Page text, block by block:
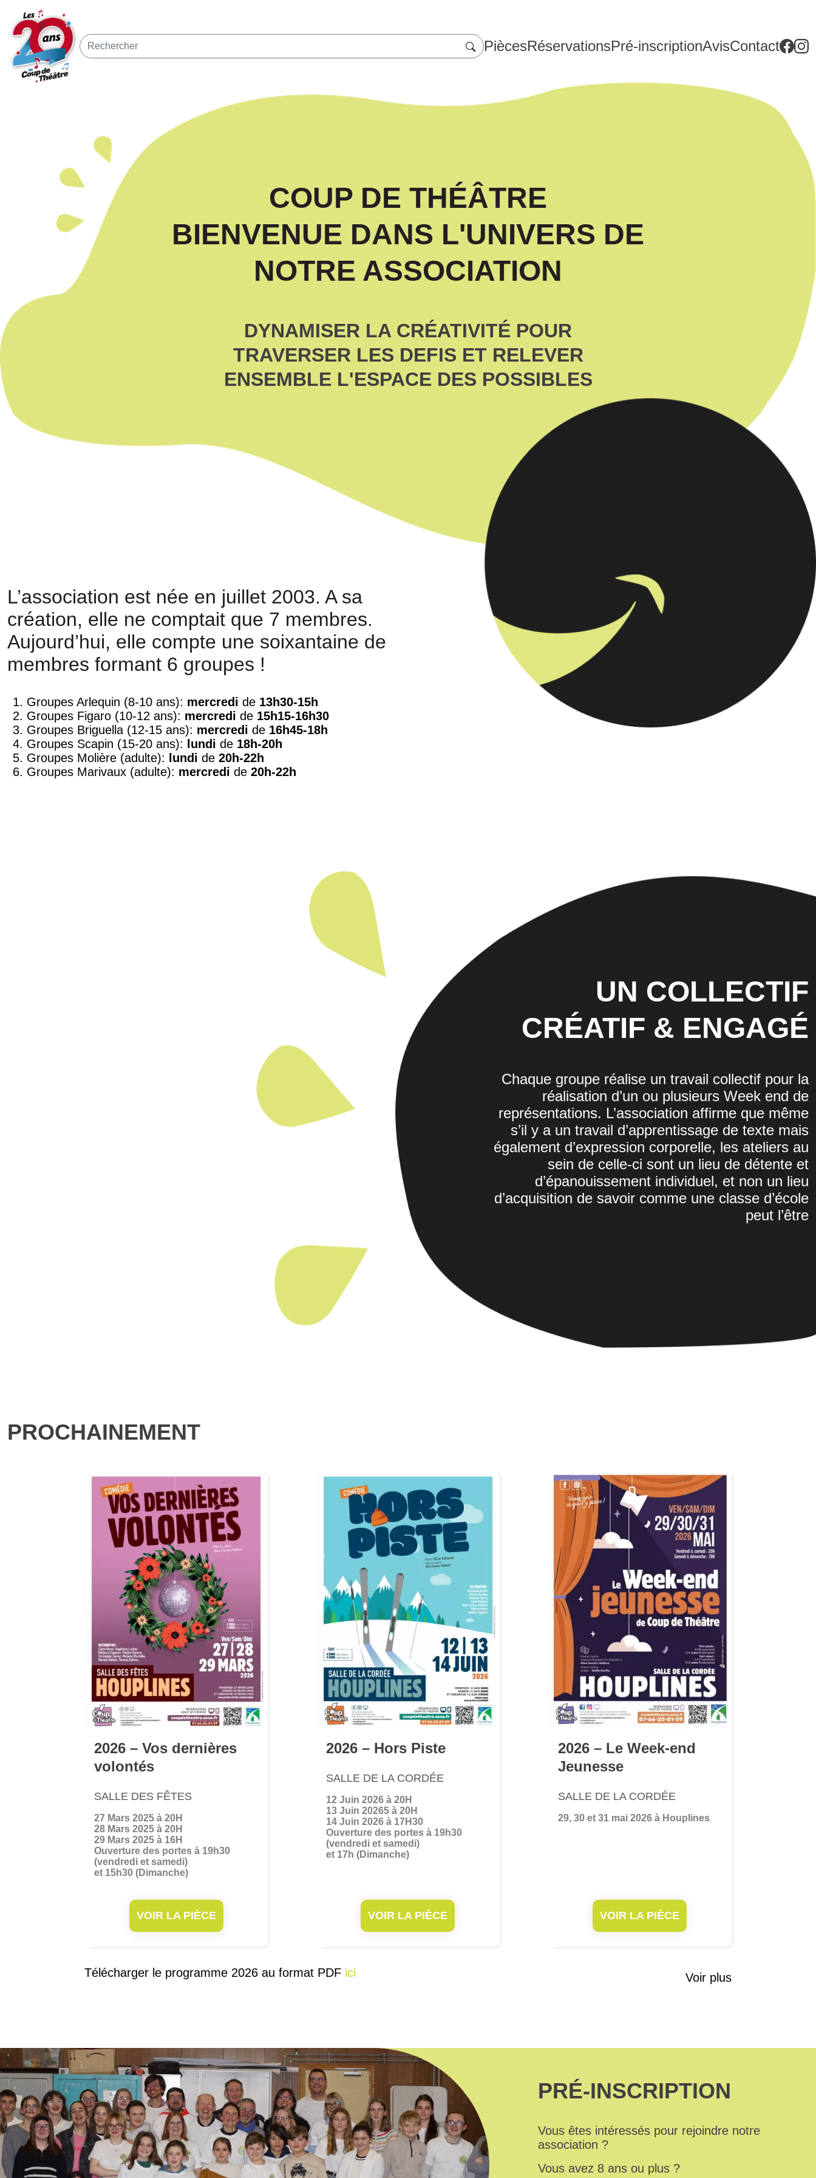
PiècesRéservationsPré-inscriptionAvisContact
COUP DE THÉÂTRE
BIENVENUE DANS L'UNIVERS DE
NOTRE ASSOCIATION
DYNAMISER LA CRÉATIVITÉ POUR
TRAVERSER LES DEFIS ET RELEVER
ENSEMBLE L'ESPACE DES POSSIBLES
L’association est née en juillet 2003. A sa
création, elle ne comptait que 7 membres.
Aujourd’hui, elle compte une soixantaine de
membres formant 6 groupes !
Groupes Arlequin (8-10 ans): mercredi de 13h30-15h
Groupes Figaro (10-12 ans): mercredi de 15h15-16h30
Groupes Briguella (12-15 ans): mercredi de 16h45-18h
Groupes Scapin (15-20 ans):
lundi de 18h-20h
Groupes Molière (adulte):
lundi de 20h-22h
Groupes Marivaux (adulte): mercredi de 20h-22h
UN COLLECTIF
CRÉATIF & ENGAGÉ
Chaque groupe réalise un travail collectif pour la
réalisation d’un ou plusieurs Week end de
représentations. L’association affirme que même
s’il y a un travail d’apprentissage de texte mais
également d’expression corporelle, les ateliers au
sein de celle-ci sont un lieu de détente et
d’épanouissement individuel, et non un lieu
d’acquisition de savoir comme une classe d’école
peut l’être
PROCHAINEMENT
2026 – Vos dernières
volontés
SALLE DES FÊTES
27 Mars 2025 à 20H
28 Mars 2025 à 20H
29 Mars 2025 à 16H
Ouverture des portes à 19h30
(vendredi et samedi)
et 15h30 (Dimanche)
VOIR LA PIÈCE
2026 – Hors Piste
SALLE DE LA CORDÉE
12 Juin 2026 à 20H
13 Juin 20265 à 20H
14 Juin 2026 à 17H30
Ouverture des portes à 19h30
(vendredi et samedi)
et 17h (Dimanche)
VOIR LA PIÈCE
2026 – Le Week-end
Jeunesse
SALLE DE LA CORDÉE
29, 30 et 31 mai 2026 à Houplines
VOIR LA PIÈCE
Télécharger le programme 2026 au format PDF ici Voir plus
PRÉ-INSCRIPTION
Vous êtes intéressés pour rejoindre notre
association ?
Vous avez 8 ans ou plus ?